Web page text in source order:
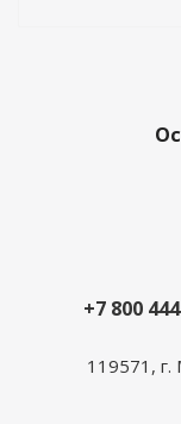
+7 800
119571, г.